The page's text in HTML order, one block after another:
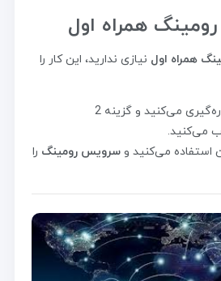
همراه اول
همراه اول نیازی ندارید، این کار را
را شماره‌گیری می‌کنید و گزینه 2
می‌کنید.
استفاده می‌کنید و سرویس رومینگ را